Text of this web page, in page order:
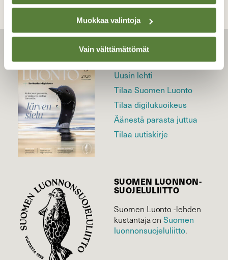
Muokkaa valintoja
Vain välttämättömät
LEHTI
Uusin lehti
Tilaa Suomen Luonto
Tilaa digilukuoikeus
Äänestä parasta juttua
Tilaa uutiskirje
SUOMEN LUONNON­
SUOJELU­LIITTO
Suomen Luonto -lehden
kustantaja onSuomen
luonnonsuojelu­liitto.